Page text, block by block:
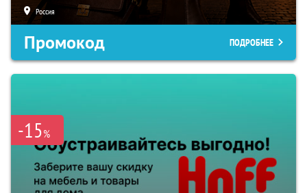
Россия
Промокод ПОДРОБНЕЕ
-15%